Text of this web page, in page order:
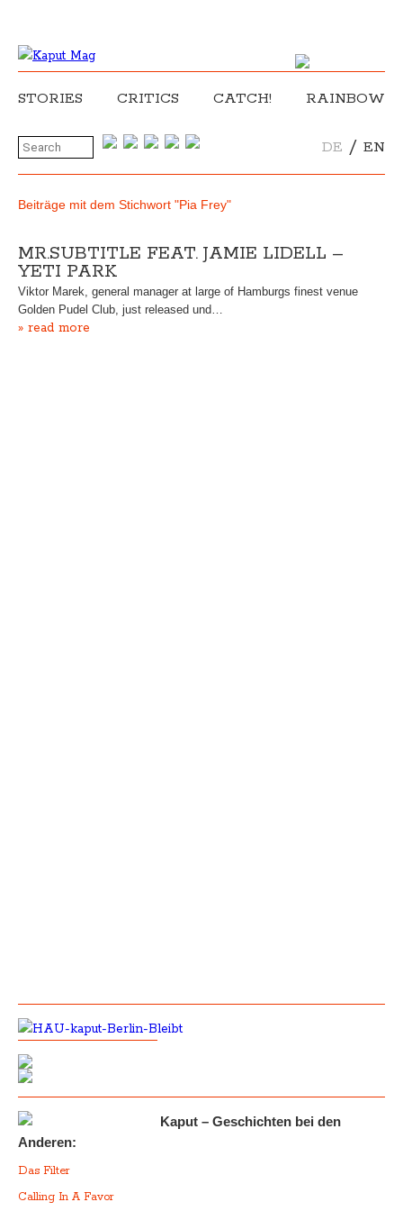
STORIES CRITICS CATCH! RAINBOW
DE / EN
Beiträge mit dem Stichwort "Pia Frey"
MR.SUBTITLE FEAT. JAMIE LIDELL –
YETI PARK
Viktor Marek, general manager at large of Hamburgs finest venue
Golden Pudel Club, just released und…
» read more
Kaput – Geschichten bei den
Anderen:
Das Filter
Calling In A Favor